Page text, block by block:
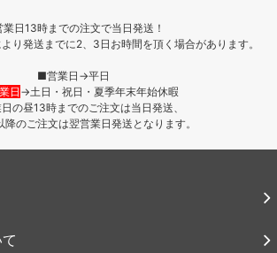
業日13時までの注文で当日発送！
り発送までに2、3日お時間を頂く場合があります。
■営業日→平日
日 →土日・祝日・夏季年末年始休暇
の昼13時までのご注文は当日発送、
降のご注文は翌営業日発送となります。